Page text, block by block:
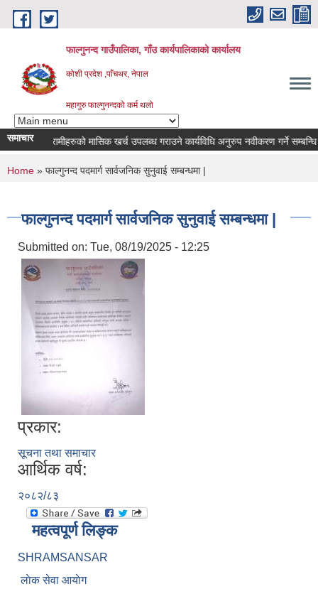
Skip to main content
फाल्गुनन्द गाउँपालिका, गाँउ कार्यपालिकाको कार्यालय
कोशी प्रदेश ,पाँचथर, नेपाल
महागुरु फाल्गुनन्दको कर्म थलो
समाचार
रोगका विरामीहरुको मासिक खर्च उपलब्ध गराउने कार्यविधि अनुरुप नवीकरण गर्ने सम्बन्धि
You are here
Home » फाल्गुनन्द पदमार्ग सार्वजनिक सुनुवाई सम्बन्धमा |
फाल्गुनन्द पदमार्ग सार्वजनिक सुनुवाई सम्बन्धमा |
Submitted on: Tue, 08/19/2025 - 12:25
प्रकार:
सूचना तथा समाचार
आर्थिक वर्ष:
२०८२/८३
महत्वपूर्ण लिङ्क
SHRAMSANSAR
लाेक सेवा आयाेग